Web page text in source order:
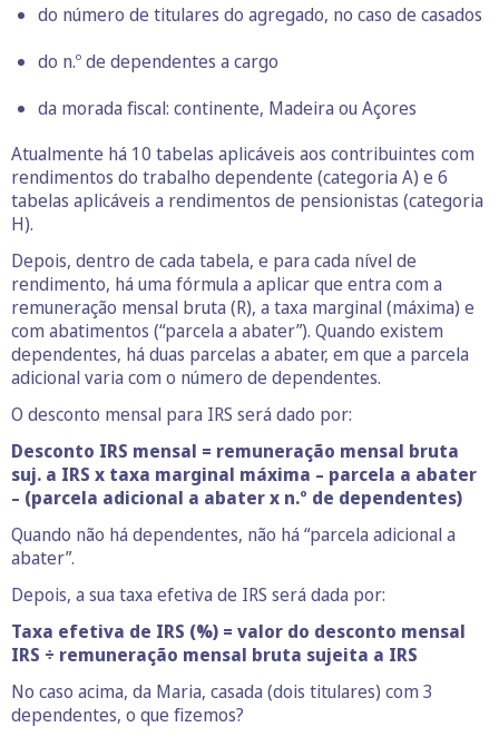
do número de titulares do agregado, no caso de casados
do n.º de dependentes a cargo
da morada fiscal: continente, Madeira ou Açores
Atualmente há 10 tabelas aplicáveis aos contribuintes com
rendimentos do trabalho dependente (categoria A) e 6
tabelas aplicáveis a rendimentos de pensionistas (categoria
H).
Depois, dentro de cada tabela, e para cada nível de
rendimento, há uma fórmula a aplicar que entra com a
remuneração mensal bruta (R), a taxa marginal (máxima) e
com abatimentos (“parcela a abater”). Quando existem
dependentes, há duas parcelas a abater, em que a parcela
adicional varia com o número de dependentes.
O desconto mensal para IRS será dado por:
Desconto IRS mensal = remuneração mensal bruta
suj. a IRS x taxa marginal máxima – parcela a abater
– (parcela adicional a abater x n.º de dependentes)
Quando não há dependentes, não há “parcela adicional a
abater”.
Depois, a sua taxa efetiva de IRS será dada por:
Taxa efetiva de IRS (%) = valor do desconto mensal
IRS ÷ remuneração mensal bruta sujeita a IRS
No caso acima, da Maria, casada (dois titulares) com 3
dependentes, o que fizemos?